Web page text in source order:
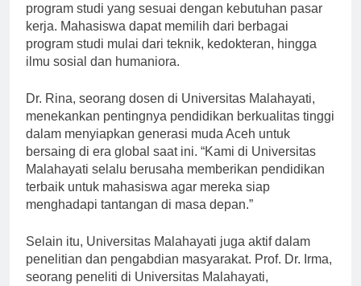
program studi yang sesuai dengan kebutuhan pasar
kerja. Mahasiswa dapat memilih dari berbagai
program studi mulai dari teknik, kedokteran, hingga
ilmu sosial dan humaniora.
Dr. Rina, seorang dosen di Universitas Malahayati,
menekankan pentingnya pendidikan berkualitas tinggi
dalam menyiapkan generasi muda Aceh untuk
bersaing di era global saat ini. “Kami di Universitas
Malahayati selalu berusaha memberikan pendidikan
terbaik untuk mahasiswa agar mereka siap
menghadapi tantangan di masa depan.”
Selain itu, Universitas Malahayati juga aktif dalam
penelitian dan pengabdian masyarakat. Prof. Dr. Irma,
seorang peneliti di Universitas Malahayati,